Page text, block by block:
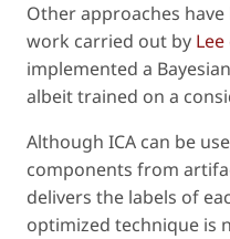
Other approaches
work carried out by Lee
implemented a
albeit trained on a
Although ICA can be
components from
delivers the labels of
optimized technique is